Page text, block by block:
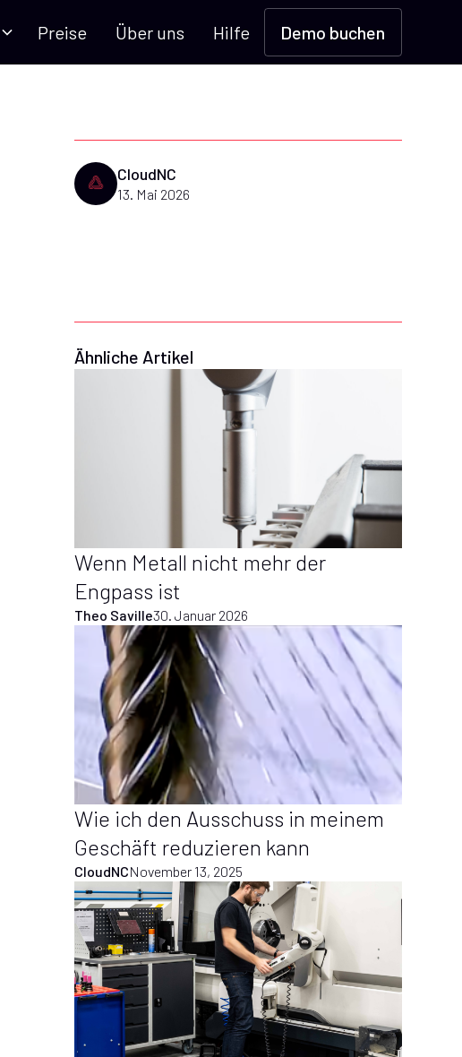
Preise Über uns Hilfe Demo buchen
CloudNC
13. Mai 2026
Ähnliche Artikel
Wenn Metall nicht mehr der
Engpass ist
Theo Saville30. Januar 2026
Wie ich den Ausschuss in meinem
Geschäft reduzieren kann
CloudNCNovember 13, 2025